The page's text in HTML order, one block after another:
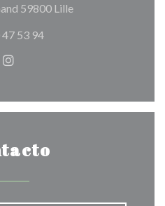
59800 Lille((abre en una
47 53 94
Instagram ((abre en una